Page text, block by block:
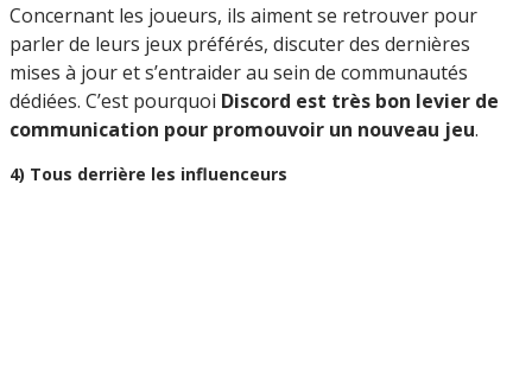
Concernant les joueurs, ils aiment se retrouver pour
parler de leurs jeux préférés, discuter des dernières
mises à jour et s’entraider au sein de communautés
dédiées. C’est pourquoi Discord est très bon levier de
communication pour promouvoir un nouveau jeu.
4) Tous derrière les influenceurs